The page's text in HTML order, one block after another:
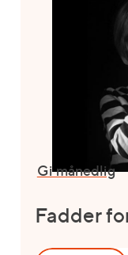
Gi månedlig
Fadder